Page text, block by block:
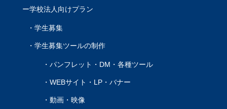
学校法人向けプラン
学生募集
学生募集ツールの制作
パンフレット・DM・各種ツール
WEBサイト・LP・バナー
動画・映像